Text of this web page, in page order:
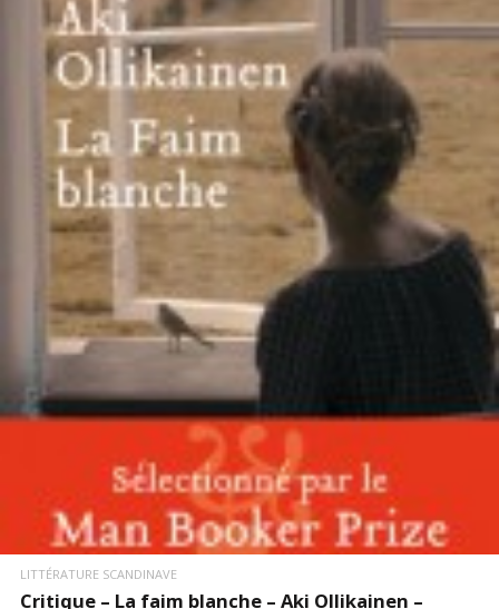
LIRE LA SUITE
LITTÉRATURE SCANDINAVE
Critique – La faim blanche – Aki Ollikainen –